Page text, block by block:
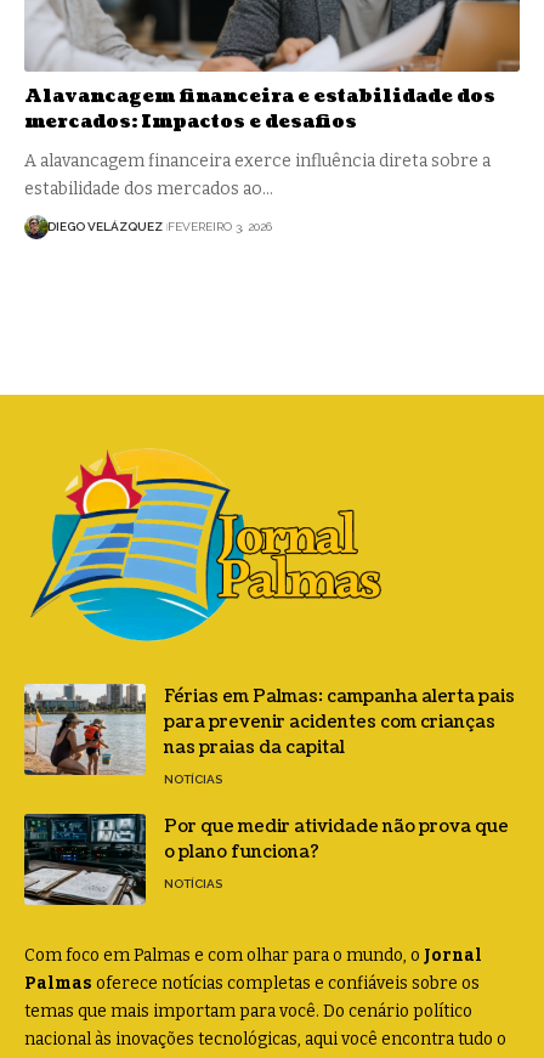
Alavancagem financeira e estabilidade dos
mercados: Impactos e desafios
A alavancagem financeira exerce influência direta sobre a
estabilidade dos mercados ao…
DIEGO VELÁZQUEZ FEVEREIRO 3, 2026
Férias em Palmas: campanha alerta pais
para prevenir acidentes com crianças
nas praias da capital
NOTÍCIAS
Por que medir atividade não prova que
o plano funciona?
NOTÍCIAS
Com foco em Palmas e com olhar para o mundo, o Jornal
Palmas oferece notícias completas e confiáveis sobre os
temas que mais importam para você. Do cenário político
nacional às inovações tecnológicas, aqui você encontra tudo o